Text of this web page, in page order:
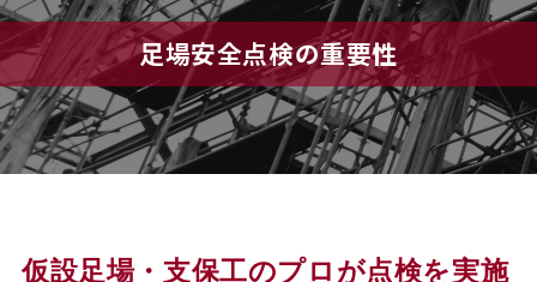
安全と技術力 事業内容
レンタル 採用情報
足場安全点検の重要性
仮設足場・支保工のプロが点検を実施